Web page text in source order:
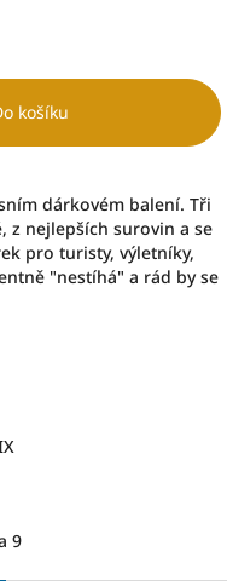
košíku
dárkovém balení. Tři
z nejlepších surovin a se
pro turisty, výletníky,
"nestíhá" a rád by se
9